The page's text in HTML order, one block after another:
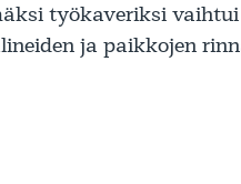
työkaveriksi
ja paikkojen